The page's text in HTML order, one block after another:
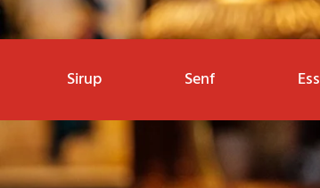
Sirup Senf